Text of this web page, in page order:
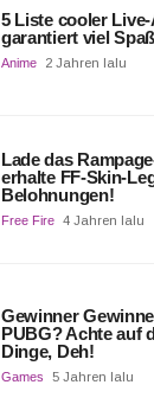
5 Liste cooler
garantiert viel
Anime 2 Jahren lalu
Lade das
erhalte FF-Skin-
Belohnungen!
Free Fire 4 Jahren lalu
Gewinner
PUBG? Achte auf
Dinge, Deh!
Games 5 Jahren lalu